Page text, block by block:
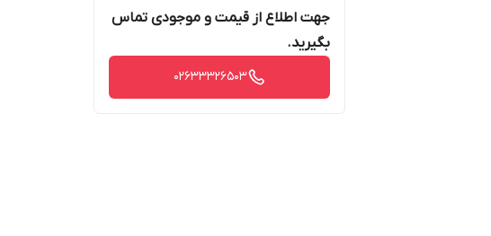
جهت اطلاع از قیمت و موجودی تماس
بگیرید.
02633326503